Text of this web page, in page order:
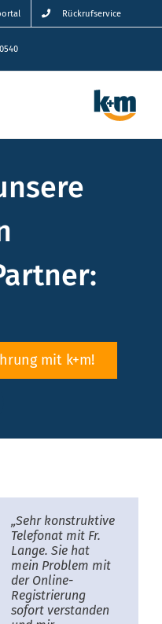
Rückrufservice
mit k+m!
„Sehr konstruktive
Telefonat mit Fr.
Lange. Sie hat
mein Problem mit
der Online-
Registrierung
sofort verstanden